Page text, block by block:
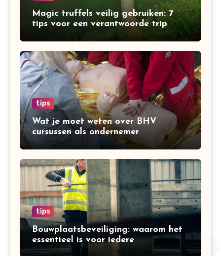
Magic truffels veilig gebruiken: 7
tips voor een verantwoorde trip
tips
Wat je moet weten over BHV
cursussen als ondernemer
tips
Bouwplaatsbeveiliging: waarom het
essentieel is voor iedere
bouwonderneming